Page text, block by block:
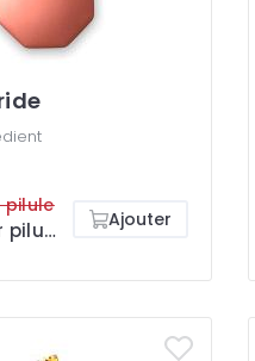
pilule
$0.46 par pilule Ajouter